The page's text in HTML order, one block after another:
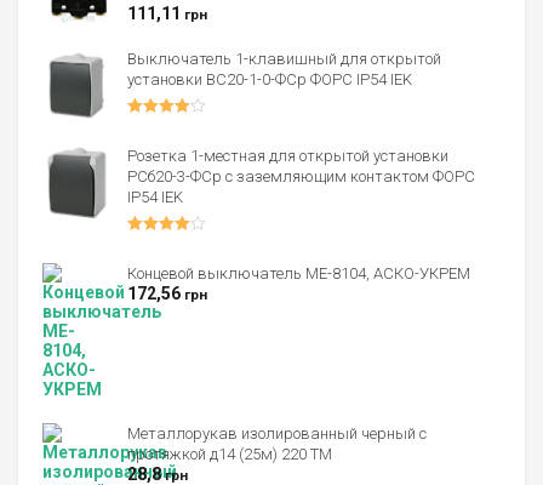
Оценка5.00
из 5
111,11 грн
Выключатель 1-клавишный для открытой
установки ВС20-1-0-ФСр ФОРС IP54 IEK
Розетка 1-местная для открытой установки
РСб20-3-ФСр с заземляющим контактом ФОРС
IP54 IEK
Концевой выключатель ME-8104, АСКО-УКРЕМ
172,56 грн
Металлорукав изолированный черный с
протяжкой д14 (25м) 220 ТМ
28,8грн